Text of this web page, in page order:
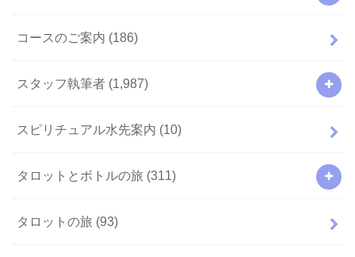
コースのご案内 (186)
スタッフ執筆者 (1,987)
スピリチュアル水先案内 (10)
タロットとボトルの旅 (311)
タロットの旅 (93)